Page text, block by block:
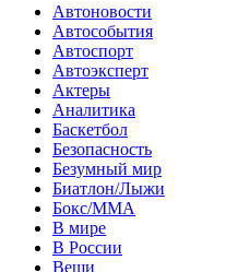
Автоновости
Автособытия
Автоспорт
Автоэксперт
Актеры
Аналитика
Баскетбол
Безопасность
Безумный мир
Биатлон/Лыжи
Бокс/MMA
В мире
В России
Вещи